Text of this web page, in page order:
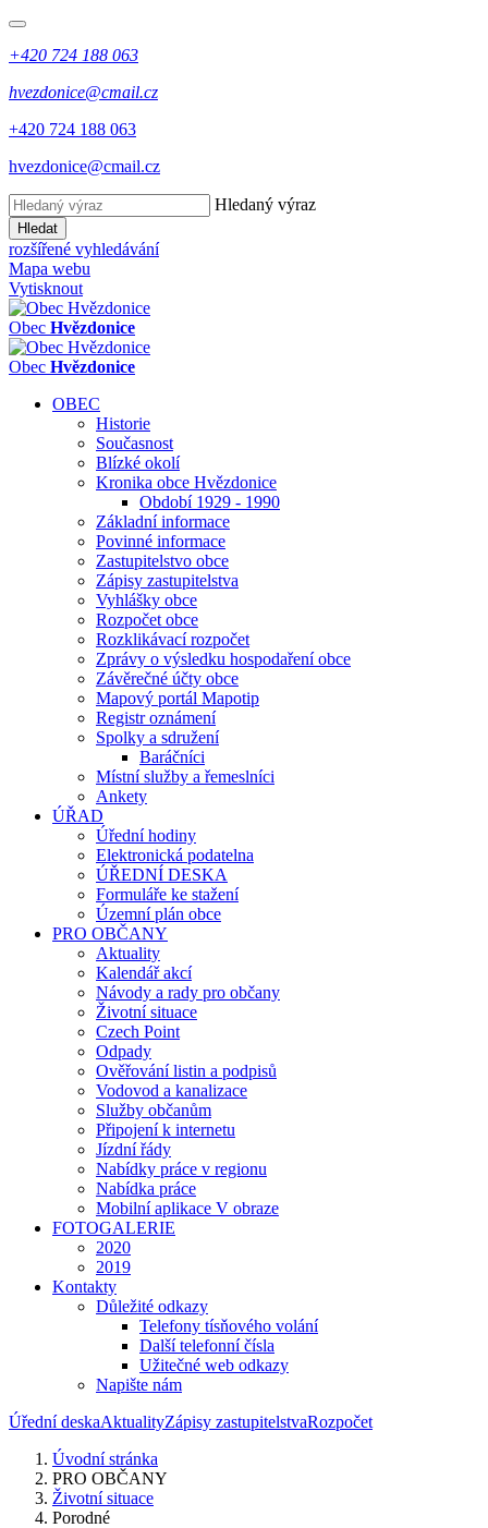
+420 724 188 063
hvezdonice@cmail.cz
+420 724 188 063
hvezdonice@cmail.cz
Hledaný výraz
Hledat
rozšířené vyhledávání
Mapa webu
Vytisknout
Obec Hvězdonice
Obec Hvězdonice
OBEC
Historie
Současnost
Blízké okolí
Kronika obce Hvězdonice
Období 1929 - 1990
Základní informace
Povinné informace
Zastupitelstvo obce
Zápisy zastupitelstva
Vyhlášky obce
Rozpočet obce
Rozklikávací rozpočet
Zprávy o výsledku hospodaření obce
Závěrečné účty obce
Mapový portál Mapotip
Registr oznámení
Spolky a sdružení
Baráčníci
Místní služby a řemeslníci
Ankety
ÚŘAD
Úřední hodiny
Elektronická podatelna
ÚŘEDNÍ DESKA
Formuláře ke stažení
Územní plán obce
PRO OBČANY
Aktuality
Kalendář akcí
Návody a rady pro občany
Životní situace
Czech Point
Odpady
Ověřování listin a podpisů
Vodovod a kanalizace
Služby občanům
Připojení k internetu
Jízdní řády
Nabídky práce v regionu
Nabídka práce
Mobilní aplikace V obraze
FOTOGALERIE
2020
2019
Kontakty
Důležité odkazy
Telefony tísňového volání
Další telefonní čísla
Užitečné web odkazy
Napište nám
Úřední deskaAktualityZápisy zastupitelstvaRozpočet
Úvodní stránka
PRO OBČANY
Životní situace
Porodné